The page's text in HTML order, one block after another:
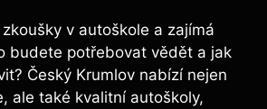
v autoškole a zajímá
budete potřebovat vědět a jak
Český Krumlov nabízí nejen
ale také kvalitní autoškoly,